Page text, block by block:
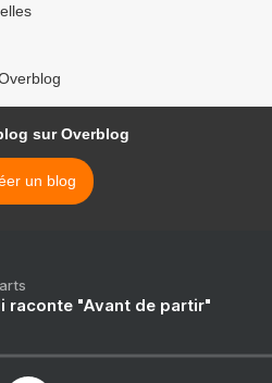
sur Overblog
un blog
raconte "Avant de partir"